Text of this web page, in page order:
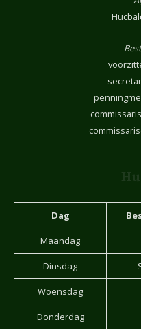
Dag
Maandag
Dinsdag
Woensdag
Donderdag